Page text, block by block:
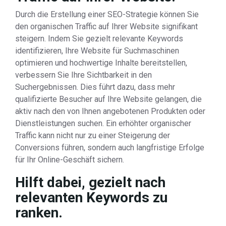
Durch die Erstellung einer SEO-Strategie können Sie
den organischen Traffic auf Ihrer Website signifikant
steigern. Indem Sie gezielt relevante Keywords
identifizieren, Ihre Website für Suchmaschinen
optimieren und hochwertige Inhalte bereitstellen,
verbessern Sie Ihre Sichtbarkeit in den
Suchergebnissen. Dies führt dazu, dass mehr
qualifizierte Besucher auf Ihre Website gelangen, die
aktiv nach den von Ihnen angebotenen Produkten oder
Dienstleistungen suchen. Ein erhöhter organischer
Traffic kann nicht nur zu einer Steigerung der
Conversions führen, sondern auch langfristige Erfolge
für Ihr Online-Geschäft sichern.
Hilft dabei, gezielt nach
relevanten Keywords zu
ranken.